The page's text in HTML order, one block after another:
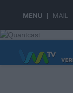
MENU MAIL
Skip to content